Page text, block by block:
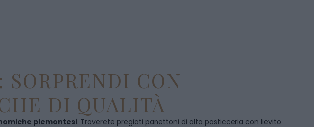
CON
DI QUALITÀ
piemontesi. Troverete pregiati panettoni di alta pasticceria con lievito